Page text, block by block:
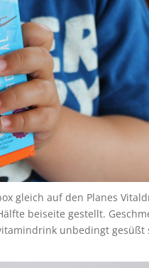
gleich auf den Planes
beiseite gestellt.
unbedingt gesüßt